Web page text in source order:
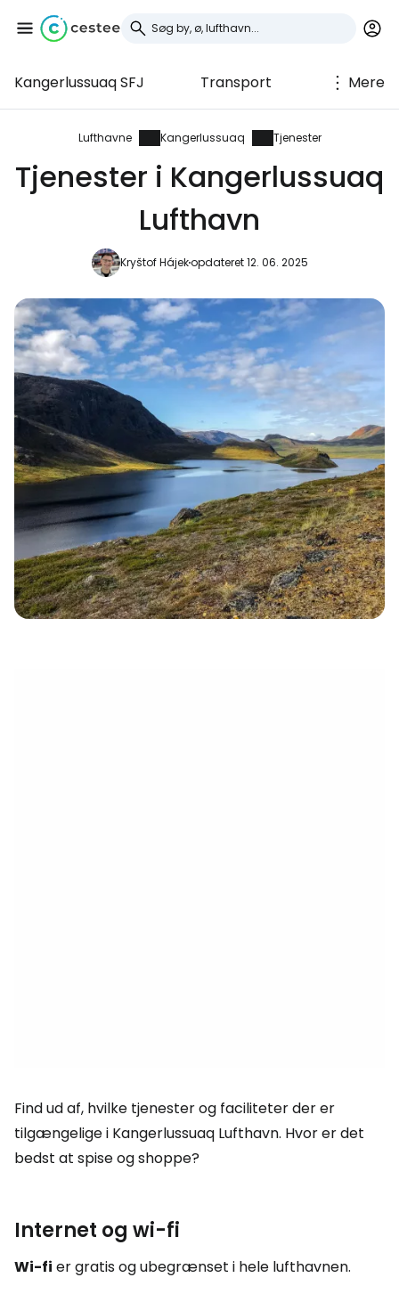
Kangerlussuaq SFJ Transport Mere
Lufthavne Kangerlussuaq Tjenester
Tjenester i Kangerlussuaq
Lufthavn
Kryštof Hájekopdateret 12. 06. 2025
Find ud af, hvilke tjenester og faciliteter der er
tilgængelige i Kangerlussuaq Lufthavn. Hvor er det
bedst at spise og shoppe?
Internet og wi-fi
Wi-fi er gratis og ubegrænset i hele lufthavnen.
Log ind på Cestee
... det verdensomspændende
rejsefællesskab
Fortsæt med Google
Fortsæt med e-mail